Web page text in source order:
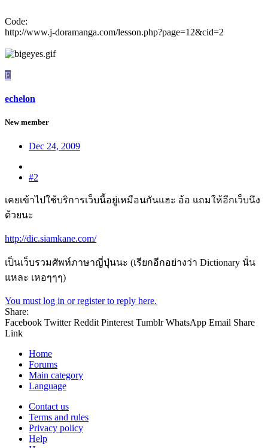
Code:
http://www.j-doramanga.com/lesson.php?page=12&cid=2
E
echelon
New member
Dec 24, 2009
#2
เคยเข้าไปใช้บริการเว็บนี้อยู่เหมือนกันแฮะ อ้อ แถมให้อีกเว็บนึง
ด้วยนะ
http://dic.siamkane.com/
เป็นเว็บรวมศัพท์ภาษาญี่ปุ่นนะ (เรียกอีกอย่างว่า Dictionary นั่น
แหละ เหอๆๆๆ)
You must log in or register to reply here.
Share:
Facebook Twitter Reddit Pinterest Tumblr WhatsApp Email Share
Link
Home
Forums
Main category
Language
Contact us
Terms and rules
Privacy policy
Help